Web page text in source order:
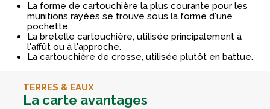
La forme de cartouchière la plus courante pour les
munitions rayées se trouve sous la forme d'une
pochette.
La bretelle cartouchière, utilisée principalement à
l'affût ou à l'approche.
La cartouchière de crosse, utilisée plutôt en battue.
TERRES & EAUX
La carte avantages